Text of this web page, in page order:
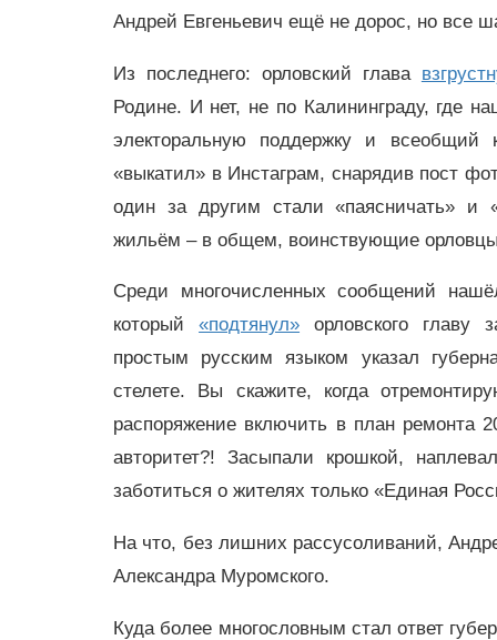
Андрей Евгеньевич ещё не дорос, но все
Из последнего: орловский глава
Родине. И нет, не по Калининграду, где
электоральную поддержку и всеобщий
«выкатил» в Инстаграм, снарядив пост
один за другим стали «паясничать» и
жильём – в общем, воинствующие
Среди многочисленных сообщений
который«подтянул» орловского главу
простым русским языком указал
стелете. Вы скажите, когда
распоряжение включить в план ремонта
авторитет?! Засыпали крошкой,
заботиться о жителях только «Единая
На что, без лишних рассусоливаний,
Александра Муромского.
Куда более многословным стал ответ